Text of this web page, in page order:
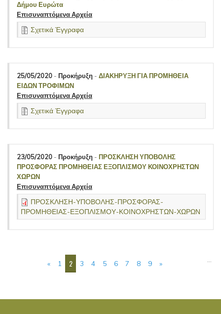
Δήμου Ευρώτα
Επισυναπτόμενα Αρχεία
Σχετικά Έγγραφα
25/05/2020 - Προκήρυξη - ΔΙΑΚΗΡΥΞΗ ΓΙΑ ΠΡΟΜΗΘΕΙΑ
ΕΙΔΩΝ ΤΡΟΦΙΜΩΝ
Επισυναπτόμενα Αρχεία
Σχετικά Έγγραφα
23/05/2020 - Προκήρυξη - ΠΡΟΣΚΛΗΣΗ ΥΠΟΒΟΛΗΣ
ΠΡΟΣΦΟΡΑΣ ΠΡΟΜΗΘΕΙΑΣ ΕΞΟΠΛΙΣΜΟΥ ΚΟΙΝΟΧΡΗΣΤΩΝ
ΧΩΡΩΝ
Επισυναπτόμενα Αρχεία
ΠΡΟΣΚΛΗΣΗ-ΥΠΟΒΟΛΗΣ-ΠΡΟΣΦΟΡΑΣ-
ΠΡΟΜΗΘΕΙΑΣ-ΕΞΟΠΛΙΣΜΟΥ-ΚΟΙΝΟΧΡΗΣΤΩΝ-ΧΩΡΩΝ
« 1 2 3 4 5 6 7 8 9 »